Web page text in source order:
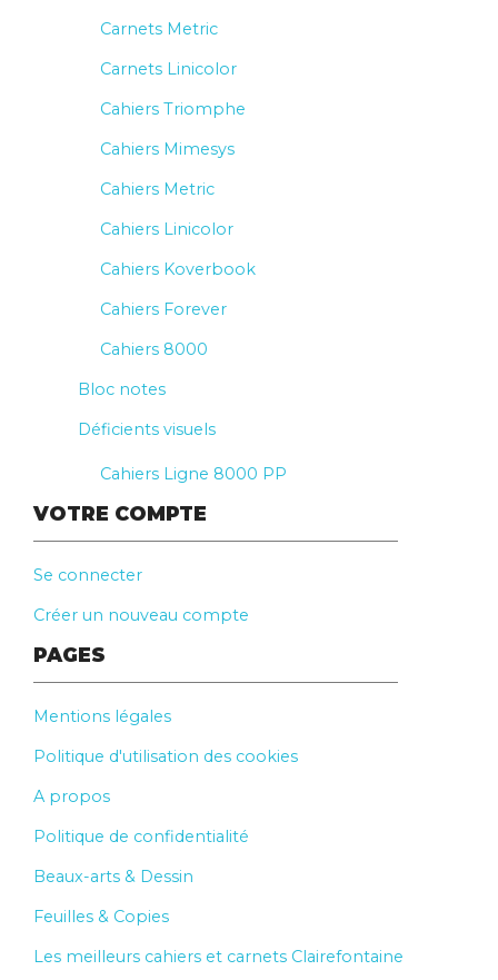
Carnets Metric
Carnets Linicolor
Cahiers Triomphe
Cahiers Mimesys
Cahiers Metric
Cahiers Linicolor
Cahiers Koverbook
Cahiers Forever
Cahiers 8000
Bloc notes
Déficients visuels
Cahiers Ligne 8000 PP
VOTRE COMPTE
Se connecter
Créer un nouveau compte
PAGES
Mentions légales
Politique d'utilisation des cookies
A propos
Politique de confidentialité
Beaux-arts & Dessin
Feuilles & Copies
Les meilleurs cahiers et carnets Clairefontaine